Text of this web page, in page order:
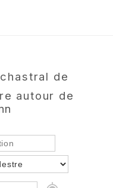
de
autour de